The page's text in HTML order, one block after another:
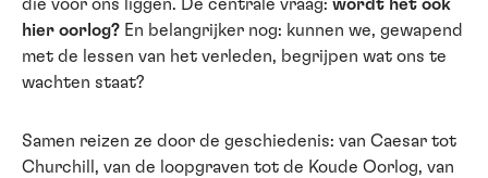
die voor ons liggen. De centrale vraag: wordt het ook
hier oorlog? En belangrijker nog: kunnen we, gewapend
met de lessen van het verleden, begrijpen wat ons te
wachten staat?
Samen reizen ze door de geschiedenis: van Caesar tot
Churchill, van de loopgraven tot de Koude Oorlog, van